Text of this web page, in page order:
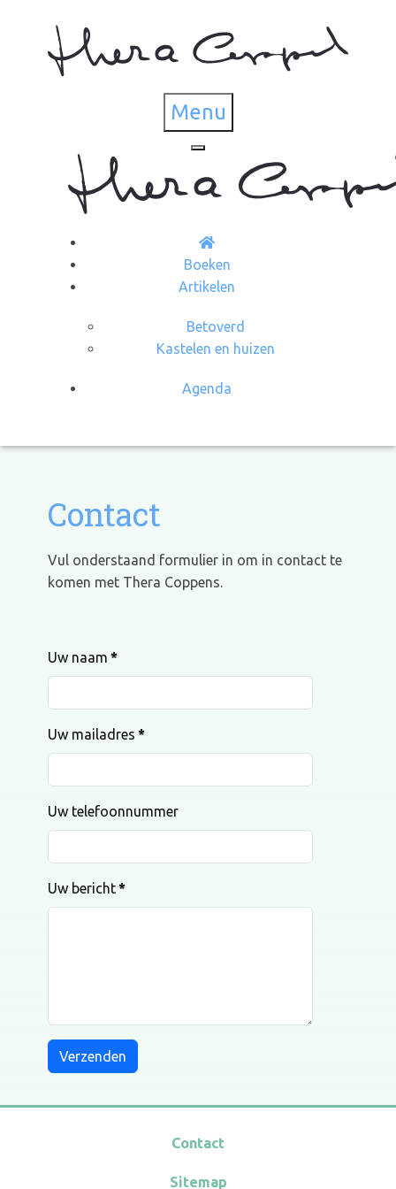
Menu
Boeken
Artikelen
Betoverd
Kastelen en huizen
Agenda
Contact
Vul onderstaand formulier in om in contact te
komen met Thera Coppens.
Uw naam *
Uw mailadres *
Uw telefoonnummer
Uw bericht*
Verzenden
Sitemap
Contact